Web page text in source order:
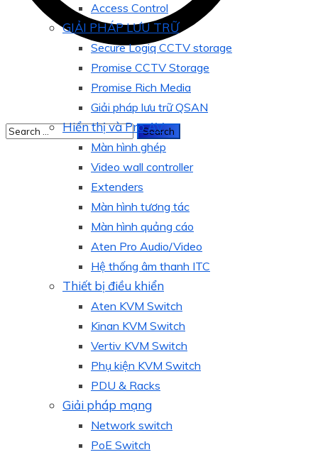
Access Control
GIẢI PHÁP LƯU TRỮ
Secure Logiq CCTV storage
Promise CCTV Storage
Promise Rich Media
Giải pháp lưu trữ QSAN
Hiển thị và Pro AV
Màn hình ghép
Video wall controller
Extenders
Màn hình tương tác
Màn hình quảng cáo
Aten Pro Audio/Video
Hệ thống âm thanh ITC
Thiết bị điều khiển
Aten KVM Switch
Kinan KVM Switch
Vertiv KVM Switch
Phụ kiện KVM Switch
PDU & Racks
Giải pháp mạng
Network switch
PoE Switch